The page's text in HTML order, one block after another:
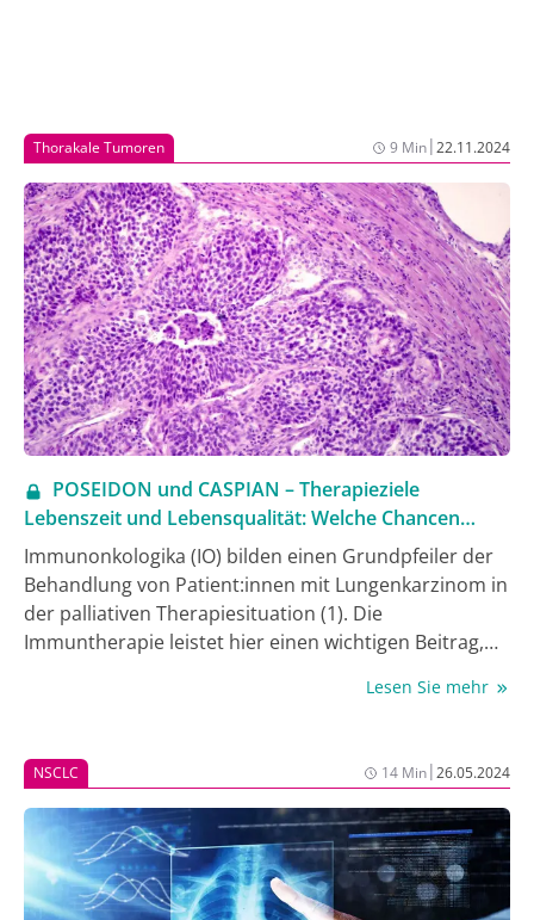
Thorakale Tumoren 9 Min|22.11.2024
POSEIDON und CASPIAN – Therapieziele
Lebenszeit und Lebensqualität: Welche Chancen
bietet die Immuntherapie beim Lungenkarzinom im
palliativen Setting?
Immunonkologika (IO) bilden einen Grundpfeiler der
Behandlung von Patient:innen mit Lungenkarzinom in
der palliativen Therapiesituation (1). Die
Immuntherapie leistet hier einen wichtigen Beitrag,
kleinzellige als auch für das nicht-kleinzellige
Lungenkarzinom (SCLC bzw. NSCLC) stehen effektive
Immuntherapien im palliativen Setting zur Verfügung,
wie die Phase-III-Studien CASPIAN und POSEIDON
belegen (2-8).
Lesen Sie mehr
NSCLC 14 Min|26.05.2024